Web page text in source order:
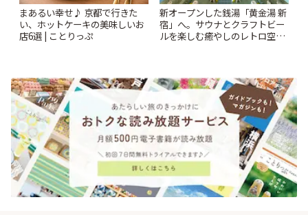
まあるい幸せ♪ 京都で行きた
い、ホットケーキの美味しいお
店6選 | ことりっぷ
新オープンした銭湯「黄金湯 新
宿」へ。サウナとクラフトビー
ルを楽しむ癒やしのレトロ空間